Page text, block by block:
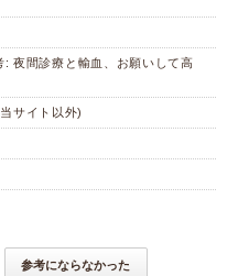
: 夜間診療と輸血、お願いして高
サイト以外)
参考にならなかった